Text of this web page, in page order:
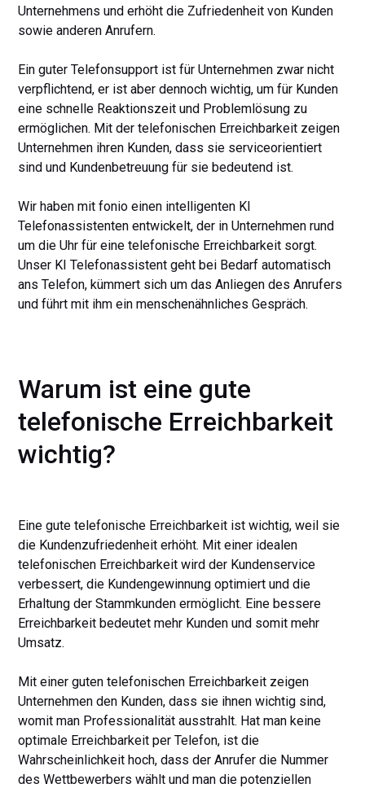
Unternehmens und erhöht die Zufriedenheit von Kunden
sowie anderen Anrufern.
Ein guter Telefonsupport ist für Unternehmen zwar nicht
verpflichtend, er ist aber dennoch wichtig, um für Kunden
eine schnelle Reaktionszeit und Problemlösung zu
ermöglichen. Mit der telefonischen Erreichbarkeit zeigen
Unternehmen ihren Kunden, dass sie serviceorientiert
sind und Kundenbetreuung für sie bedeutend ist.
Wir haben mit fonio einen intelligenten KI
Telefonassistenten entwickelt, der in Unternehmen rund
um die Uhr für eine telefonische Erreichbarkeit sorgt.
Unser KI Telefonassistent geht bei Bedarf automatisch
ans Telefon, kümmert sich um das Anliegen des Anrufers
und führt mit ihm ein menschenähnliches Gespräch.
Warum ist eine gute
telefonische Erreichbarkeit
wichtig?
Eine gute telefonische Erreichbarkeit ist wichtig, weil sie
die Kundenzufriedenheit erhöht. Mit einer idealen
telefonischen Erreichbarkeit wird der Kundenservice
verbessert, die Kundengewinnung optimiert und die
Erhaltung der Stammkunden ermöglicht. Eine bessere
Erreichbarkeit bedeutet mehr Kunden und somit mehr
Umsatz.
Mit einer guten telefonischen Erreichbarkeit zeigen
Unternehmen den Kunden, dass sie ihnen wichtig sind,
womit man Professionalität ausstrahlt. Hat man keine
optimale Erreichbarkeit per Telefon, ist die
Wahrscheinlichkeit hoch, dass der Anrufer die Nummer
des Wettbewerbers wählt und man die potenziellen